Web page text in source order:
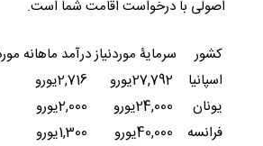
اصولی با درخواست اقامت شما است.
کشور سرمایۀ موردنیازدرآمد ماهانه
اسپانیا
27,792یورو 2,716یورو
یونان
24,000یورو 2,000یورو
فرانسه
40,000یورو 1,300یورو